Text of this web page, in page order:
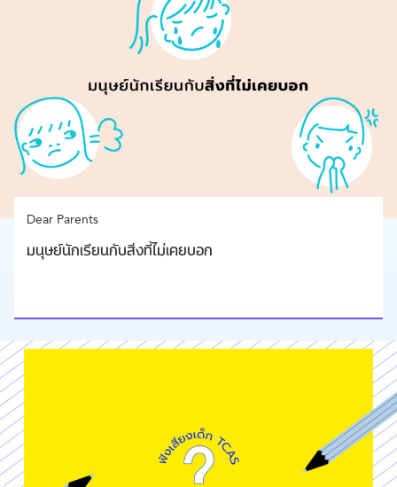
Dear Parents
มนุษย์นักเรียนกับสิ่งที่ไม่เคยบอก